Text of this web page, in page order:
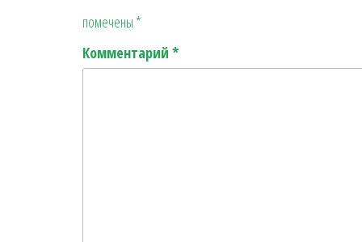
помечены *
Комментарий *